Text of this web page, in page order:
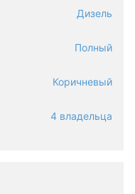
Дизель
Полный
Коричневый
4 владельца